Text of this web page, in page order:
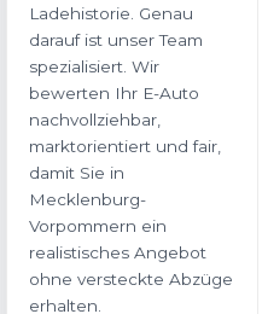
Ladehistorie. Genau
darauf ist unser Team
spezialisiert. Wir
bewerten Ihr E-Auto
nachvollziehbar,
marktorientiert und fair,
damit Sie in
Mecklenburg-
Vorpommern ein
realistisches Angebot
ohne versteckte Abzüge
erhalten.